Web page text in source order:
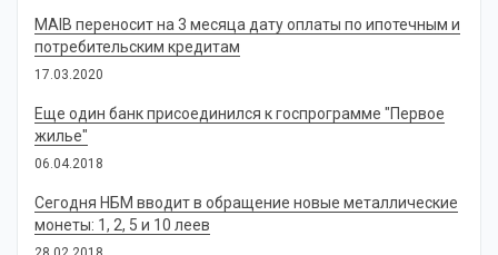
MAIB переносит на 3 месяца дату оплаты по ипотечным и
потребительским кредитам
17.03.2020
Еще один банк присоединился к госпрограмме "Первое
жилье"
06.04.2018
Сегодня НБМ вводит в обращение новые металлические
монеты: 1, 2, 5 и 10 леев